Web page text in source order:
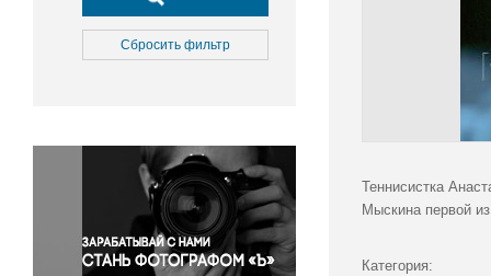
Культура
Медицина
Окружающая среда
Политика
Правосудие
Происшествия и конфликты
Религия
Сбросить фильтр
Теннисистка
Мыскина первой
Категория: